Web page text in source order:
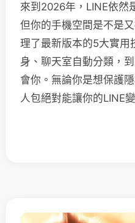
來到2026年，LINE依然
但你的手機空間是不是
理了最新版本的5大實用
身、聊天室自動分類，
會你。無論你是想保護
人包絕對能讓你的LINE